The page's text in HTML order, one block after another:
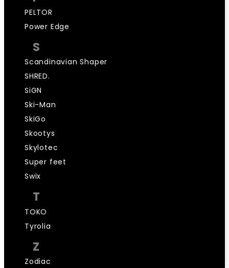
PELTOR
Power Edge
S
Scandinavian Shaper
SHRED.
SiGN
Ski-Man
SkiGo
Skootys
Skylotec
Super feet
Swix
T
TOKO
Tyrolia
Z
Zodiac